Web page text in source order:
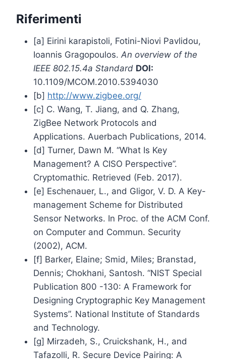
Riferimenti
[a] Eirini karapistoli, Fotini-Niovi Pavlidou,
Ioannis Gragopoulos. An overview of the
IEEE 802.15.4a Standard DOI:
10.1109/MCOM.2010.5394030
[b] http://www.zigbee.org/
[c] C. Wang, T. Jiang, and Q. Zhang,
ZigBee Network Protocols and
Applications. Auerbach Publications, 2014.
[d] Turner, Dawn M. “What Is Key
Management? A CISO Perspective”.
Cryptomathic. Retrieved (Feb. 2017).
[e] Eschenauer, L., and Gligor, V. D. A Key-
management Scheme for Distributed
Sensor Networks. In Proc. of the ACM Conf.
on Computer and Commun. Security
(2002), ACM.
[f] Barker, Elaine; Smid, Miles; Branstad,
Dennis; Chokhani, Santosh. “NIST Special
Publication 800 -130: A Framework for
Designing Cryptographic Key Management
Systems”. National Institute of Standards
and Technology.
[g] Mirzadeh, S., Cruickshank, H., and
Tafazolli, R. Secure Device Pairing: A